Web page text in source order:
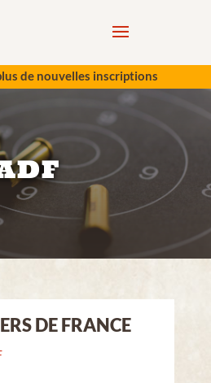
de nouvelles inscriptions
DE FRANCE